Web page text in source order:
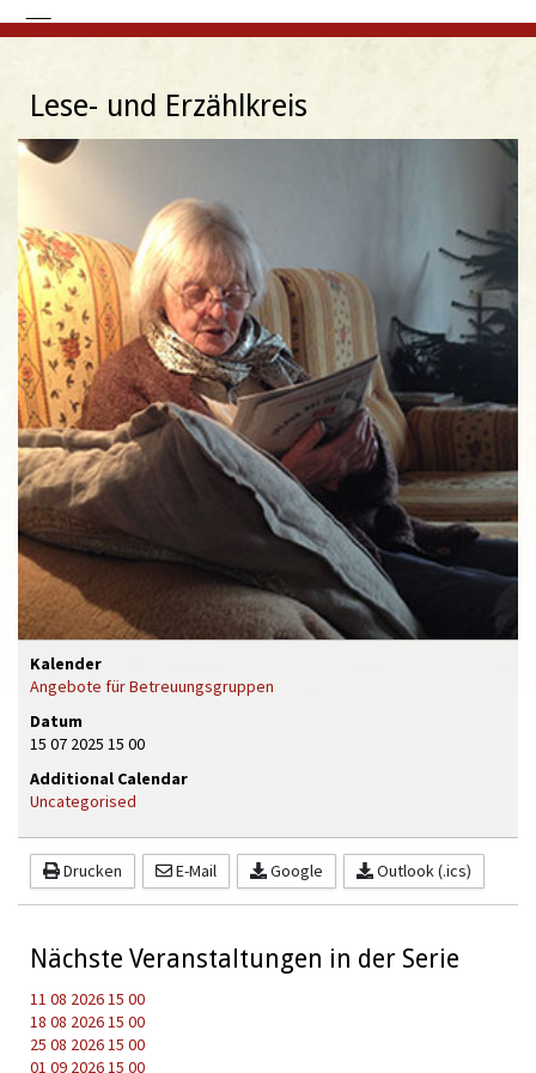
Lese- und Erzählkreis
Kalender
Angebote für Betreuungsgruppen
Datum
15 07 2025 15 00
Additional Calendar
Uncategorised
Drucken E-Mail Google Outlook (.ics)
Nächste Veranstaltungen in der Serie
11 08 202615 00
18 08 202615 00
25 08 202615 00
01 09 202615 00